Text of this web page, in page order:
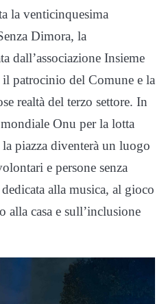
la venticinquesima
Dimora, la
dall’associazione Insieme
patrocinio del Comune e la
realtà del terzo settore. In
Onu per la lotta
piazza diventerà un luogo
e persone senza
alla musica, al gioco
alla casa e sull’inclusione